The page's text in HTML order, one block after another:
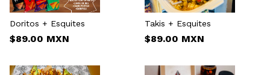
Doritos + Esquites
$89.00 MXN
Takis + Esquites
$89.00 MXN